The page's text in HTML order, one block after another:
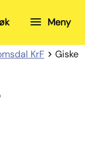
Meny
KrF
Giske